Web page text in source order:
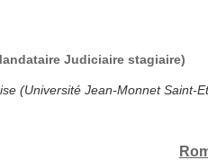
Judiciaire stagiaire)
(Université Jean-Monnet Saint-